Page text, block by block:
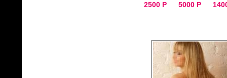
2500 Р 5000 Р